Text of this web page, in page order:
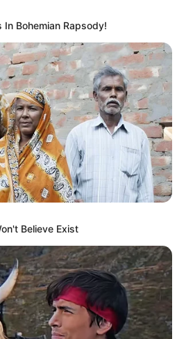
Bohemian Rapsody!
Believe Exist